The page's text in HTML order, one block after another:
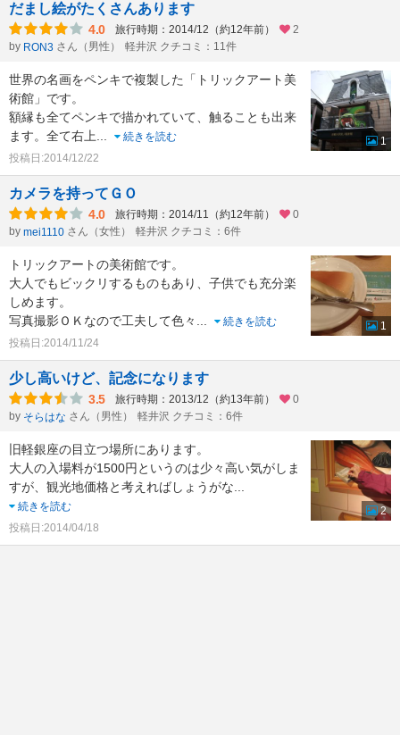
だまし絵がたくさんあります
4.0 旅行時期：2014/12（約12年前）
2
by RON3 さん（男性） 軽井沢 クチコミ：11件
世界の名画をペンキで複製した「トリックアート美
術館」です。
額縁も全てペンキで描かれていて、触ることも出来
ます。全て右上...
続きを読む
投稿日:2014/12/22
1
カメラを持ってＧＯ
4.0 旅行時期：2014/11（約12年前）
0
by mei1110 さん（女性） 軽井沢 クチコミ：6件
トリックアートの美術館です。
大人でもビックリするものもあり、子供でも充分楽
しめます。
写真撮影ＯＫなので工夫して色々 ...
続きを読む
投稿日:2014/11/24
1
少し高いけど、記念になります
3.5 旅行時期：2013/12（約13年前）
0
by そらはな さん（男性） 軽井沢 クチコミ：6件
旧軽銀座の目立つ場所にあります。
大人の入場料が1500円というのは少々高い気がしま
すが、観光地価格と考えればしょうがな...
続きを読む
投稿日:2014/04/18
2